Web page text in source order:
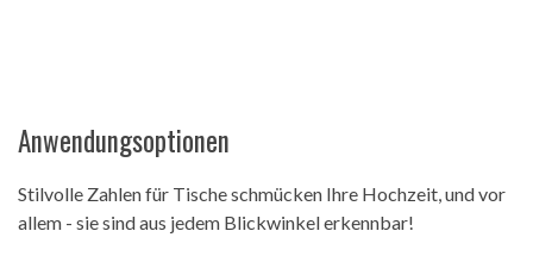
Anwendungsoptionen
Stilvolle Zahlen für Tische schmücken Ihre Hochzeit, und vor
allem - sie sind aus jedem Blickwinkel erkennbar!